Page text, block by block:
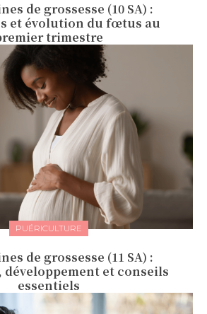
de grossesse (10 SA) :
et évolution du fœtus au
trimestre
PUÉRICULTURE
de grossesse (11 SA) :
développement et conseils
essentiels